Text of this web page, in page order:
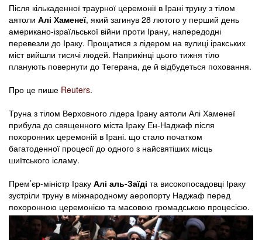
Після кількаденної траурної церемонії в Ірані труну з тілом
аятоли Алі Хаменеї, який загинув 28 лютого у перший день
американо-ізраїльської війни проти Ірану, напередодні
перевезли до Іраку. Прощатися з лідером на вулиці іракських
міст вийшли тисячі людей. Наприкінці цього тижня тіло
планують повернути до Тегерана, де й відбудеться поховання.
Про це пише Reuters.
Труна з тілом Верховного лідера Ірану аятоли Алі Хаменеї
прибула до священного міста Іраку Ен-Наджаф після
похоронних церемоній в Ірані. що стало початком
багатоденної процесії до одного з найсвятіших місць
шиїтського ісламу.
Прем’єр-міністр Іраку Алі аль-Заїді та високопосадовці Іраку
зустріли труну в міжнародному аеропорту Наджаф перед
похоронною церемонією та масовою громадською процесією.